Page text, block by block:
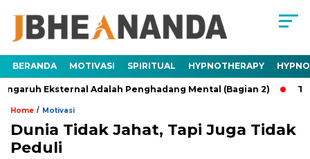
BERANDA MOTIVASI SPIRITUAL HYPNOTHERAPY
Eksternal Adalah Penghadang Mental (Bagian 2) Trauma
Home / Motivasi
Dunia Tidak Jahat, Tapi Juga Tidak
Peduli